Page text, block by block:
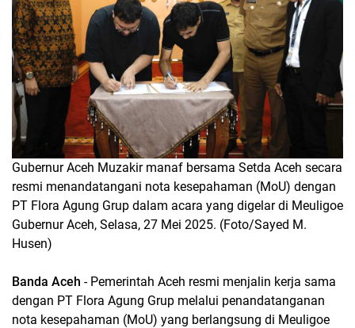
Gubernur Aceh Muzakir manaf bersama Setda Aceh secara
resmi menandatangani nota kesepahaman (MoU) dengan
PT Flora Agung Grup dalam acara yang digelar di Meuligoe
Gubernur Aceh, Selasa, 27 Mei 2025. (Foto/Sayed M.
Husen)
Banda Aceh - Pemerintah Aceh resmi menjalin kerja sama
dengan PT Flora Agung Grup melalui penandatanganan
nota kesepahaman (MoU) yang berlangsung di Meuligoe